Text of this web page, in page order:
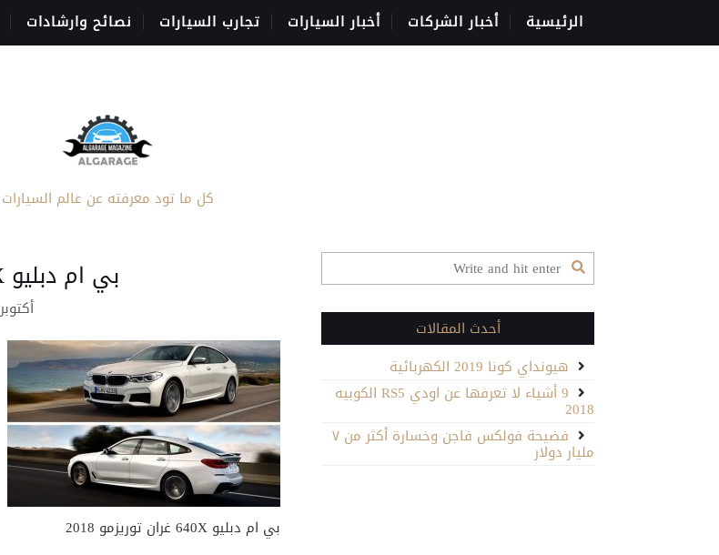
الرئيسية أخبار الشركات أخبار السيارات تجارب السيارات نصائح وارشادات
كل ما تود معرفته عن عالم السيارات
بي ام دبليو 640X غران توريزمو 2018
أكتوبر 21, 2017
بي ام دبليو 640X غران توريزمو 2018
أحدث المقالات
هيونداي كونا 2019 الكهربائية
9 أشياء لا تعرفها عن اودي RS5 الكوبيه
2018
فضيحة فولكس فاجن وخسارة أكثر من ٧
مليار دولار